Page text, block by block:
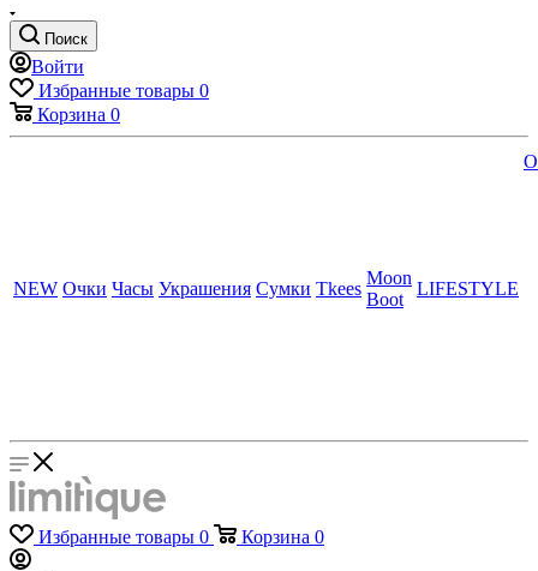
Поиск
Войти
Избранные товары 0
Корзина 0
NEW Очки Часы Украшения Сумки Tkees
Moon
Boot
LIFESTYLE
Избранные товары 0 Корзина 0